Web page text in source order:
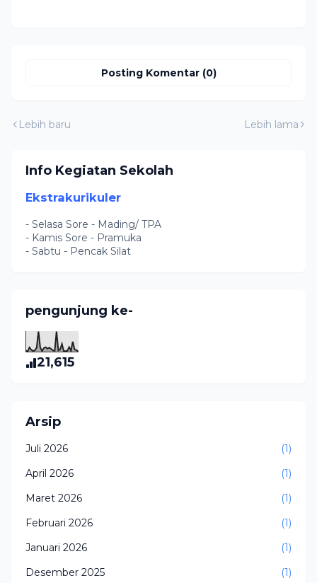
Posting Komentar (0)
Lebih baru Lebih lama
Info Kegiatan Sekolah
Ekstrakurikuler
- Selasa Sore - Mading/ TPA
- Kamis Sore - Pramuka
- Sabtu - Pencak Silat
pengunjung ke-
21,615
Arsip
Juli 2026
(1)
April 2026
(1)
Maret 2026
(1)
Februari 2026
(1)
Januari 2026
(1)
Desember 2025
(1)